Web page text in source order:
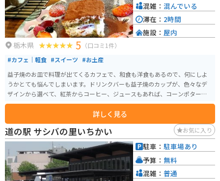
休憩にも困りません。
栃木県 5 （口コミ1件）
#カフェ｜軽食 #スイーツ #お土産
益子焼のお皿で料理が出てくるカフェで、和食も洋食もあるので、何にしよ
うかとても悩んでしまいます。ドリンクバーも益子焼のカップが、色々なデ
ザインから選べて、紅茶からコーヒー、ジュースもあれば、コーンポタージ
ュもあります。 マシュマロやキャラメルシロップ等もあって、オリジナルで
色々と作れて、楽しいです。デザートも色々ありますが、カボチャプリンがと
ても美味しいです。
詳しく見る
混雑： 混んでいる
滞在： 2時間
施設： 屋内
道の駅 サシバの里いちかい お気に入り
駐車： 駐車場あり
予算： 無料
混雑： 普通